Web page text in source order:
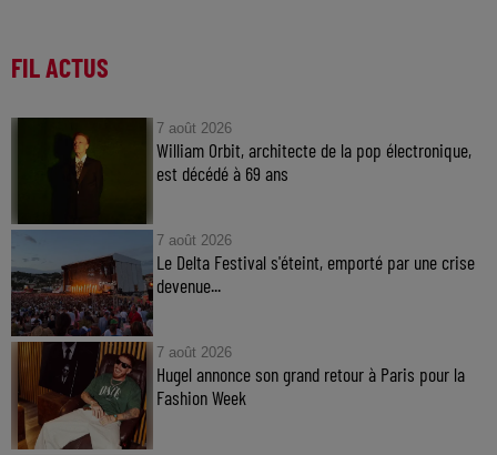
FIL ACTUS
7 août 2026
William Orbit, architecte de la pop électronique,
est décédé à 69 ans
7 août 2026
Le Delta Festival s'éteint, emporté par une crise
devenue...
7 août 2026
Hugel annonce son grand retour à Paris pour la
Fashion Week